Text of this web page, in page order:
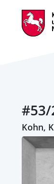
#53/
Kohn,